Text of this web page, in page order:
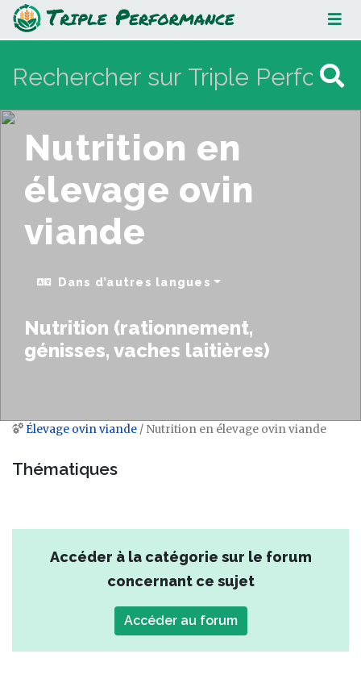
Nutrition en élevage ovin viande
Nutrition en
élevage ovin
viande
Dans d’autres langues
Nutrition (rationnement,
génisses, vaches laitières)
Aller à :navigation,rechercher
Élevage ovin viande / Nutrition en élevage ovin viande
Thématiques
Accéder à la catégorie sur le forum
concernant ce sujet
Accéder au forum